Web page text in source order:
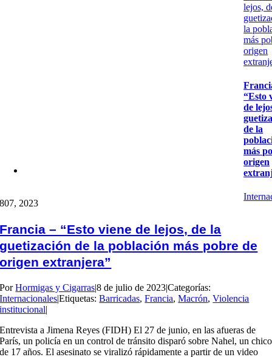
lejos,
la
más
origen
“Esto
de
de la
más
origen
807, 2023
Francia – “Esto viene de lejos, de la
guetización de la población más pobre de
origen extranjera”
PorHormigas y Cigarras|8 de julio de 2023|Categorías:
Internacionales|Etiquetas:Barricadas,Francia,Macrón,Violencia
institucional|
Entrevista a Jimena Reyes (FIDH) El 27 de junio, en las afueras de
París, un policía en un control de tránsito disparó sobre Nahel, un chico
de 17 años. El asesinato se viralizó rápidamente a partir de un video